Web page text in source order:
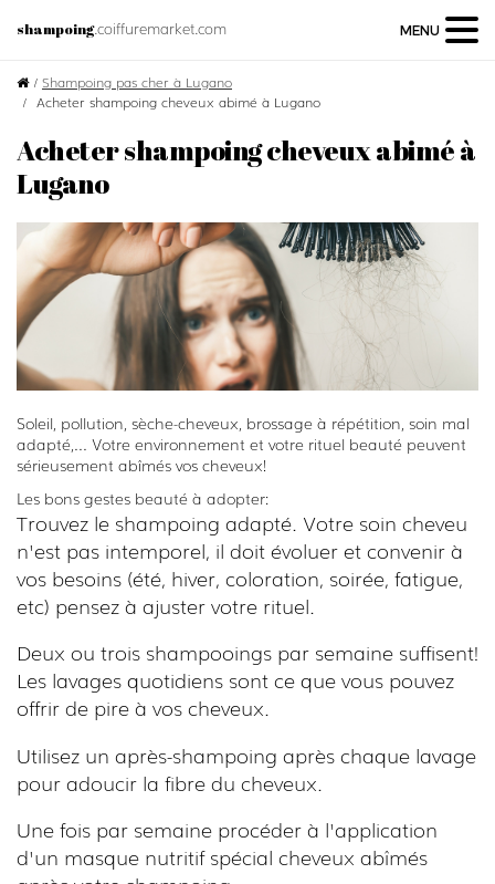
shampoing.coiffuremarket.com MENU
/ Shampoing pas cher à Lugano
Acheter shampoing cheveux abimé à Lugano
Acheter shampoing cheveux abimé à
Lugano
Soleil, pollution, sèche-cheveux, brossage à répétition, soin mal
adapté,... Votre environnement et votre rituel beauté peuvent
sérieusement abîmés vos cheveux!
Les bons gestes beauté à adopter:
Trouvez le shampoing adapté. Votre soin cheveu
n'est pas intemporel, il doit évoluer et convenir à
vos besoins (été, hiver, coloration, soirée, fatigue,
etc) pensez à ajuster votre rituel.
Deux ou trois shampooings par semaine suffisent!
Les lavages quotidiens sont ce que vous pouvez
offrir de pire à vos cheveux.
Utilisez un après-shampoing après chaque lavage
pour adoucir la fibre du cheveux.
Une fois par semaine procéder à l'application
d'un masque nutritif spécial cheveux abîmés